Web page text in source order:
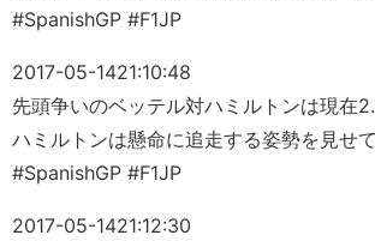
#SpanishGP #F1JP
2017-05-1421:10:48
先頭争いのベッテル対ハミルトンは現在
ハミルトンは懸命に追走する姿勢を見せて
#SpanishGP #F1JP
2017-05-1421:12:30